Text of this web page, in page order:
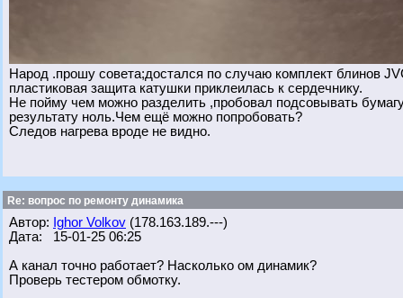
Народ .прошу совета;достался по случаю комплект блинов
пластиковая защита катушки приклеилась к сердечнику.
Не пойму чем можно разделить ,пробовал подсовывать
результату ноль.Чем ещё можно попробовать?
Следов нагрева вроде не видно.
Re: вопрос по ремонту динамика
Автор: Ighor Volkov (178.163.189.---)
Дата: 15-01-25 06:25
А канал точно работает? Насколько ом динамик?
Проверь тестером обмотку.